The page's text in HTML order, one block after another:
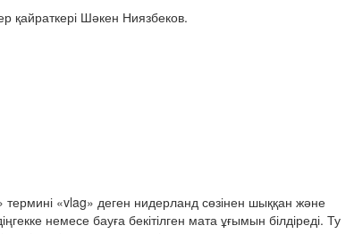
қайраткері Шәкен Ниязбеков.
термині «vlag» деген нидерланд сөзінен шыққан және
немесе бауға бекітілген мата ұғымын білдіреді. Ту